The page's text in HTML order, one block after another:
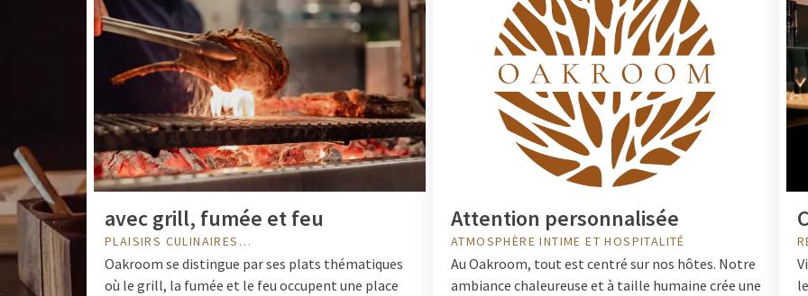
avec grill, fumée et feu
PLAISIRS CULINAIRES…
Oakroom se distingue par ses plats thématiques
où le grill, la fumée et le feu occupent une place
Attention personnalisée
ATMOSPHÈRE INTIME ET HOSPITALITÉ
Au Oakroom, tout est centré sur nos hôtes. Notre
ambiance chaleureuse et à taille humaine crée une